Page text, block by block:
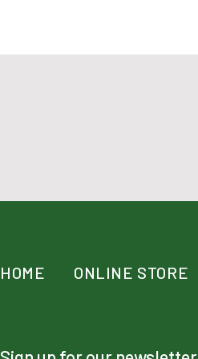
HOME ONLINE STORE